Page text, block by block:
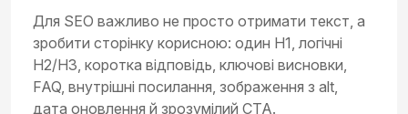
Для SEO важливо не просто отримати текст, а
зробити сторінку корисною: один H1, логічні
H2/H3, коротка відповідь, ключові висновки,
FAQ, внутрішні посилання, зображення з alt,
дата оновлення й зрозумілий CTA.